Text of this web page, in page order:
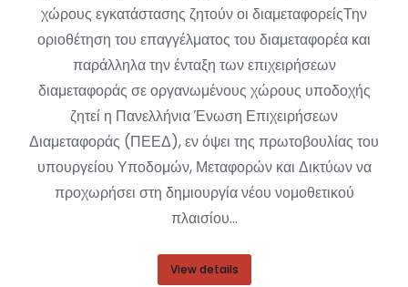
χώρους εγκατάστασης ζητούν οι διαμεταφορείςΤην
οριοθέτηση του επαγγέλματος του διαμεταφορέα και
παράλληλα την ένταξη των επιχειρήσεων
διαμεταφοράς σε οργανωμένους χώρους υποδοχής
ζητεί η Πανελλήνια Ένωση Επιχειρήσεων
Διαμεταφοράς (ΠΕΕΔ), εν όψει της πρωτοβουλίας του
υπουργείου Υποδομών, Μεταφορών και Δικτύων να
προχωρήσει στη δημιουργία νέου νομοθετικού
πλαισίου…
View details